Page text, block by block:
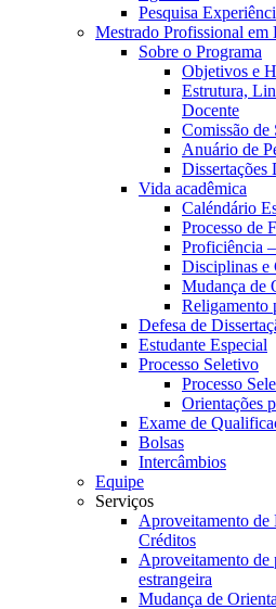
Pesquisa
Mestrado Profissional em
Sobre o Programa
Objetivos e
Estrutura,
Docente
Comissão de
Anuário de
Dissertações
Vida acadêmica
Caléndário
Processo de
Proficiência
Disciplinas e
Mudança de
Religamento
Defesa de
Estudante Especial
Processo Seletivo
Processo
Orientações
Exame de
Bolsas
Intercâmbios
Equipe
Serviços
Aproveitamento de
Créditos
Aproveitamento de
estrangeira
Mudança de